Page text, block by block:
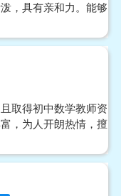
，具有亲和力。能够
取得初中数学教师资
，为人开朗热情，擅